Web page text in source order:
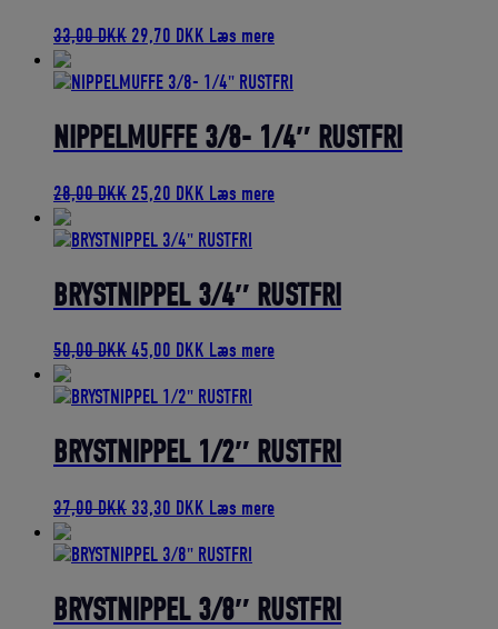
33,00DKK Den
pris
33,00 DKK.
29,70 DKK Den
pris
29,70 DKK.
Læs mere
NIPPELMUFFE 3/8- 1/4″ RUSTFRI
28,00DKK Den
pris
28,00 DKK.
25,20 DKK Den
pris
25,20 DKK.
Læs mere
BRYSTNIPPEL 3/4″ RUSTFRI
50,00DKKDen
pris
50,00 DKK.
45,00 DKK Den
pris
45,00 DKK.
Læs mere
BRYSTNIPPEL 1/2″ RUSTFRI
37,00DKK Den
pris
37,00 DKK.
33,30 DKK Den
pris
33,30 DKK.
Læs mere
BRYSTNIPPEL 3/8″ RUSTFRI